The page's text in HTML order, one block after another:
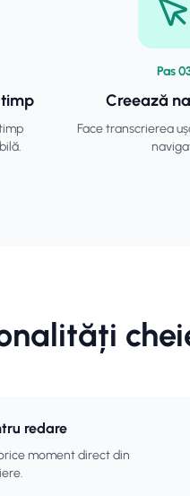
Pas0
Creează
Face transcrierea
redare
moment direct din